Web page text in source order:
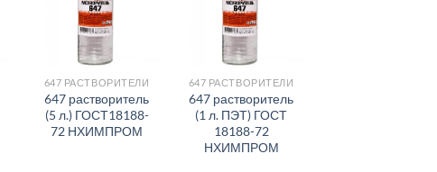
647 РАСТВОРИТЕЛИ
647 растворитель
(5 л.) ГОСТ18188-
72 НХИМПРОМ
647 РАСТВОРИТЕЛИ
647 растворитель
(1 л. ПЭТ) ГОСТ
18188-72
НХИМПРОМ